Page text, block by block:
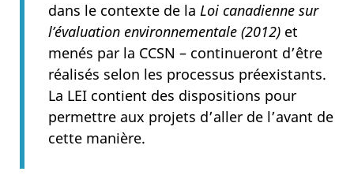
dans le contexte de la Loi canadienne sur
l’évaluation environnementale (2012) et
menés par la CCSN – continueront d’être
réalisés selon les processus préexistants.
La LEI contient des dispositions pour
permettre aux projets d’aller de l’avant de
cette manière.